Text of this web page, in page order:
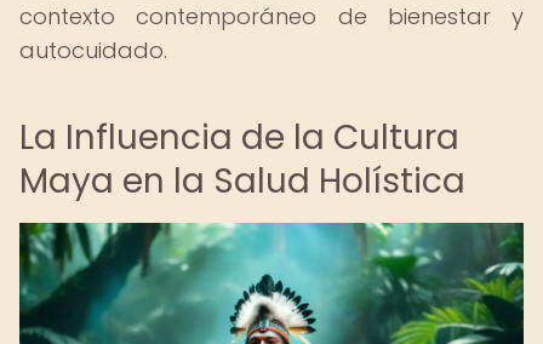
contexto contemporáneo de bienestar y
autocuidado.
La Influencia de la Cultura
Maya en la Salud Holística